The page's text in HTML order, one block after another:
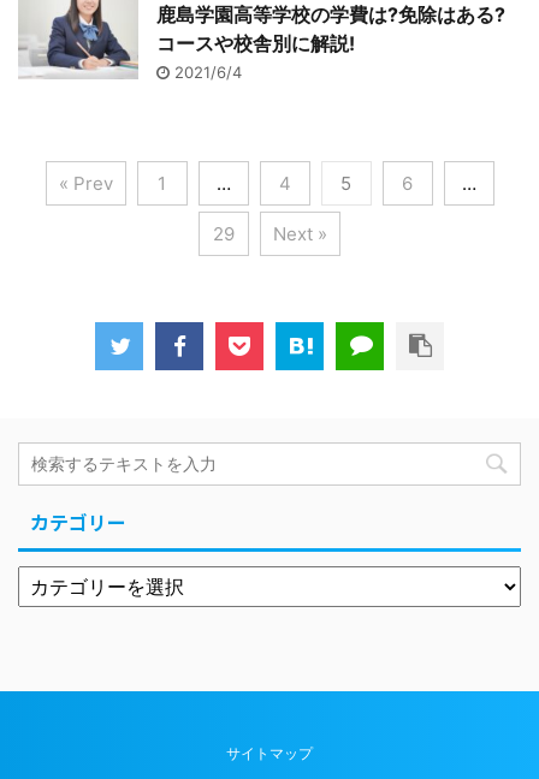
鹿島学園高等学校の学費は?免除はある?
コースや校舎別に解説!
2021/6/4
« Prev 1 … 4 5 6 …
29 Next »
カテゴリー
サイトマップ